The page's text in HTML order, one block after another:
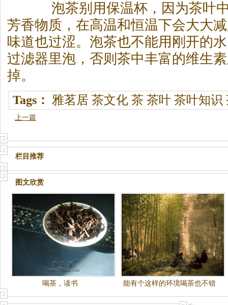
泡茶别用保温杯，因为茶叶中
芳香物质，在高温和恒温下会大大
味道也过涩。泡茶也不能用刚开的
过滤器里泡，否则茶中丰富的维生
掉。
Tags： 雅茗居 茶文化 茶 茶叶 茶叶知识
上一篇
栏目推荐
图文欣赏
喝茶，读书 能有个这样的环境喝茶也不错